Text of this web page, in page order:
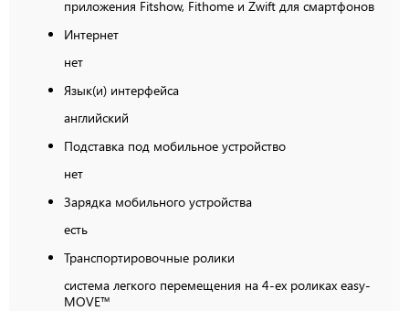
приложения Fitshow, Fithome и Zwift для смартфонов
Интернет
нет
Язык(и) интерфейса
английский
Подставка под мобильное устройство
нет
Зарядка мобильного устройства
есть
Транспортировочные ролики
система легкого перемещения на 4-ех роликах easy-
MOVE™